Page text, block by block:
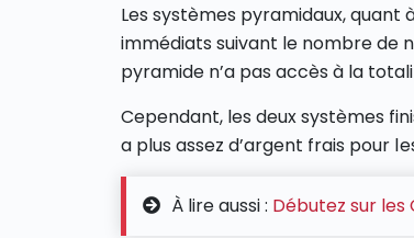
Les systèmes pyramidaux,
immédiats suivant le nombre de
pyramide n’a pas accès à la
Cependant, les deux systèmes
a plus assez d’argent frais pour
À lire aussi : Débutez sur les